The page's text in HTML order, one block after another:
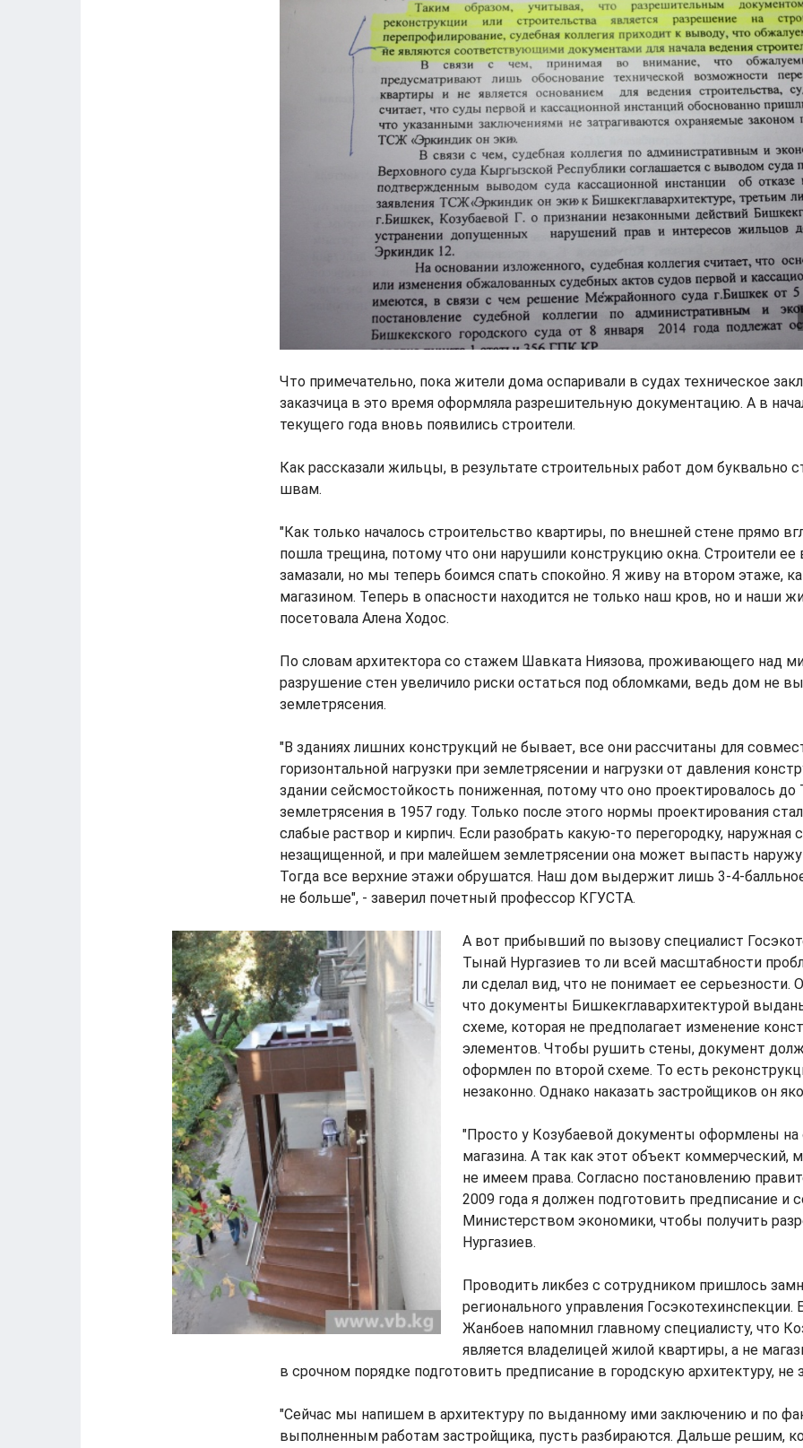
Что примечательно, пока жители дома оспаривали в судах техническое
заказчица в это время оформляла разрешительную документацию. А в
текущего года вновь появились строители.
Как рассказали жильцы, в результате строительных работ дом буквально
швам.
"Как только началось строительство квартиры, по внешней стене прямо
пошла трещина, потому что они нарушили конструкцию окна. Строители ее
замазали, но мы теперь боимся спать спокойно. Я живу на втором этаже,
магазином. Теперь в опасности находится не только наш кров, но и наши
посетовала Алена Ходос.
По словам архитектора со стажем Шавката Ниязова, проживающего над
разрушение стен увеличило риски остаться под обломками, ведь дом не
землетрясения.
"В зданиях лишних конструкций не бывает, все они рассчитаны для
горизонтальной нагрузки при землетрясении и нагрузки от давления
здании сейсмостойкость пониженная, потому что оно проектировалось до
землетрясения в 1957 году. Только после этого нормы проектирования
слабые раствор и кирпич. Если разобрать какую-то перегородку, наружная
незащищенной, и при малейшем землетрясении она может выпасть наружу
Тогда все верхние этажи обрушатся. Наш дом выдержит лишь 3-4-
не больше", - заверил почетный профессор КГУСТА.
А вот прибывший по вызову специалист
Тынай Нургазиев то ли всей масштабности
ли сделал вид, что не понимает ее серьезности.
что документы Бишкекглавархитектурой
схеме, которая не предполагает изменение
элементов. Чтобы рушить стены, документ
оформлен по второй схеме. То есть
незаконно. Однако наказать застройщиков он
"Просто у Козубаевой документы оформлены на
магазина. А так как этот объект коммерческий,
не имеем права. Согласно постановлению
2009 года я должен подготовить предписание и
Министерством экономики, чтобы получить
Нургазиев.
Проводить ликбез с сотрудником пришлось
регионального управления
Жанбоев напомнил главному специалисту, что
является владелицей жилой квартиры, а не
в срочном порядке подготовить предписание в городскую архитектуру, не
"Сейчас мы напишем в архитектуру по выданному ими заключению и по
выполненным работам застройщика, пусть разбираются. Дальше решим,